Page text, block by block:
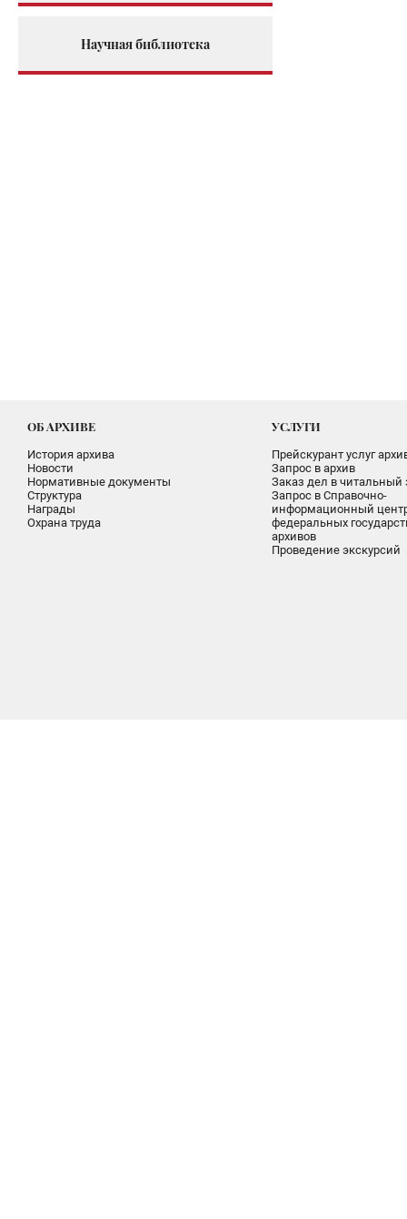
Научная библиотека
ОБ АРХИВЕ
История архива
Новости
Нормативные документы
Структура
Награды
Охрана труда
УСЛУГИ
Прейскурант услуг
Запрос в архив
Заказ дел в читальный
Запрос в Справочно-
информационный
федеральных
архивов
Проведение экскурсий